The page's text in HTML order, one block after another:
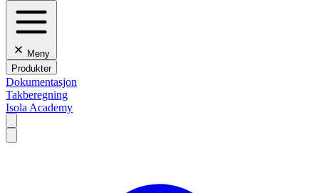
Meny
Produkter
Dokumentasjon
Takberegning
Isola Academy